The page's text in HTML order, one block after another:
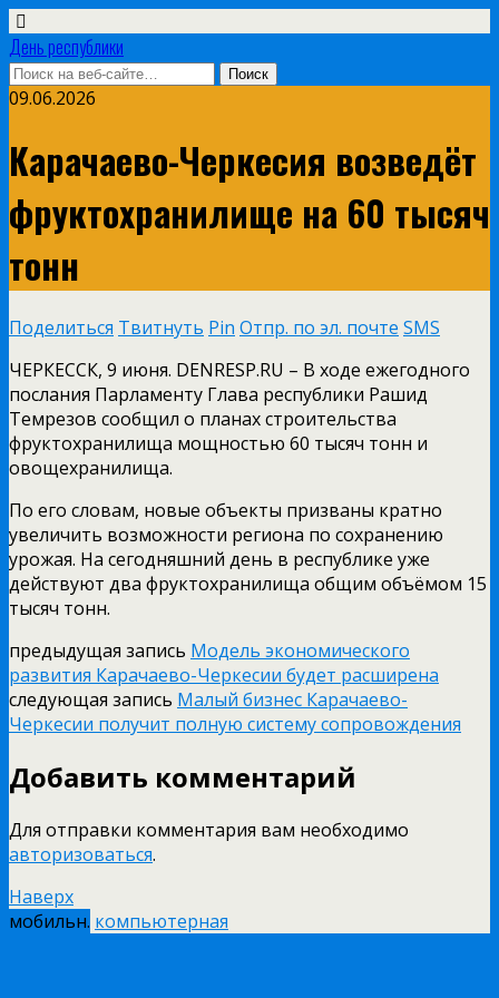
День республики
09.06.2026
Карачаево-Черкесия возведёт
фруктохранилище на 60 тысяч
тонн
Поделиться Твитнуть Pin Отпр. по эл. почте SMS
ЧЕРКЕССК, 9 июня. DENRESP.RU – В ходе ежегодного
послания Парламенту Глава республики Рашид
Темрезов сообщил о планах строительства
фруктохранилища мощностью 60 тысяч тонн и
овощехранилища.
По его словам, новые объекты призваны кратно
увеличить возможности региона по сохранению
урожая. На сегодняшний день в республике уже
действуют два фруктохранилища общим объёмом 15
тысяч тонн.
предыдущая запись Модель экономического
развития Карачаево-Черкесии будет расширена
следующая запись Малый бизнес Карачаево-
Черкесии получит полную систему сопровождения
Добавить комментарий
Для отправки комментария вам необходимо
авторизоваться.
Наверх
мобильн. компьютерная